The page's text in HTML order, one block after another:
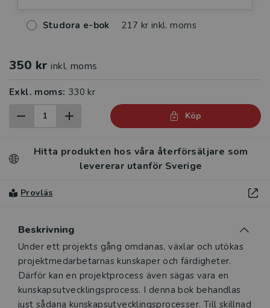
Studora e-bok 217 kr inkl. moms
350 kr inkl. moms
Exkl. moms: 330 kr
Köp
Hitta produkten hos våra återförsäljare som
levererar utanför Sverige
Provläs
Beskrivning
Beskrivning
Under ett projekts gång omdanas, växlar och utökas
projektmed­arbetarnas kunskaper och färdigheter.
Därför kan en projektprocess även sägas vara en
kunskapsutvecklingsprocess. I denna bok ­behandlas
just sådana kunskapsutvecklingsprocesser. Till skillnad